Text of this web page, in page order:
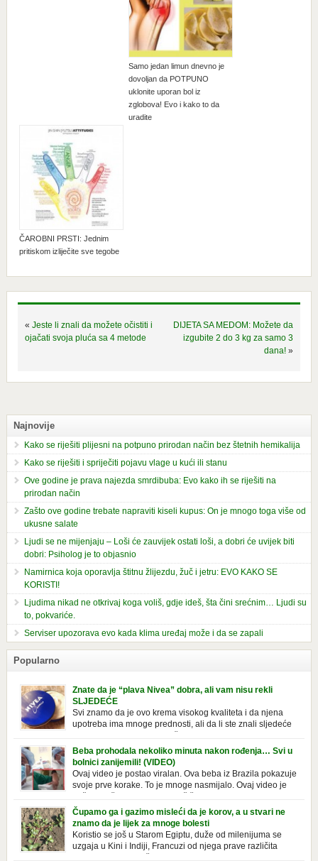
Samo jedan limun dnevno je
dovoljan da POTPUNO
uklonite uporan bol iz
zglobova! Evo i kako to da
uradite
ČAROBNI PRSTI: Jednim
pritiskom izliječite sve tegobe
« Jeste li znali da možete očistiti i
ojačati svoja pluća sa 4 metode
DIJETA SA MEDOM: Možete da
izgubite 2 do 3 kg za samo 3
dana! »
Najnovije
Kako se riješiti plijesni na potpuno prirodan način bez štetnih hemikalija
Kako se riješiti i spriječiti pojavu vlage u kući ili stanu
Ove godine je prava najezda smrdibuba: Evo kako ih se riješiti na
prirodan način
Zašto ove godine trebate napraviti kiseli kupus: On je mnogo toga više od
ukusne salate
Ljudi se ne mijenjaju – Loši će zauvijek ostati loši, a dobri će uvijek biti
dobri: Psiholog je to objasnio
Namirnica koja oporavlja štitnu žlijezdu, žuč i jetru: EVO KAKO SE
KORISTI!
Ljudima nikad ne otkrivaj koga voliš, gdje ideš, šta čini srećnim… Ljudi su
to, pokvariće.
Serviser upozorava evo kada klima uređaj može i da se zapali
Popularno
Znate da je “plava Nivea” dobra, ali vam nisu rekli
SLJEDEĆE
Svi znamo da je ovo krema visokog kvaliteta i da njena
upotreba ima mnoge prednosti, ali da li ste znali sljedeće
o njoj. Nivea krema u klasičnoj, plavoj kutiji,
prepoznatljivog mirisa i jednostavne formule, jeste nezamenljiv inventar
u kupatilima i muškaraca i žena. Mnogi ljudi se ne odvajaju od nje, pa je
čak nose sa […]
Beba prohodala nekoliko minuta nakon rođenja… Svi u
bolnici zanijemili! (VIDEO)
Ovaj video je postao viralan. Ova beba iz Brazila pokazuje
svoje prve korake. To je mnoge nasmijalo. Ovaj video je
baš neobičan. Ne viđamo baš često ovakve korake kod
novorođenih beba. Video je snimila babica, pregledalo ga je preko 80
miliona ljudi. Ove babice su ostale u čudu nakon što su vidjeli kako
beba želi […]
Čupamo ga i gazimo misleći da je korov, a u stvari ne
znamo da je lijek za mnoge bolesti
Koristio se još u Starom Egiptu, duže od milenijuma se
uzgaja u Kini i Indiji, Francuzi od njega prave različita